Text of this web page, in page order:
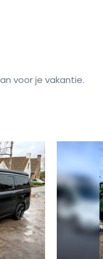
voor je vakantie.
Volgende Vorige